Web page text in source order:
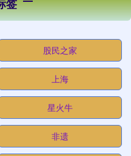
签
股民之家
上海
星火牛
非遗